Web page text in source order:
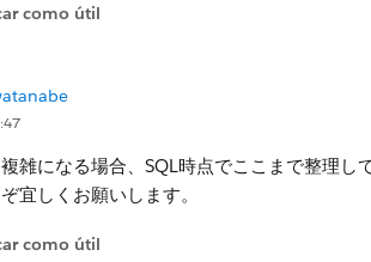
como útil
雑になる場合、SQL時点でここまで整理し
宜しくお願いします。
como útil